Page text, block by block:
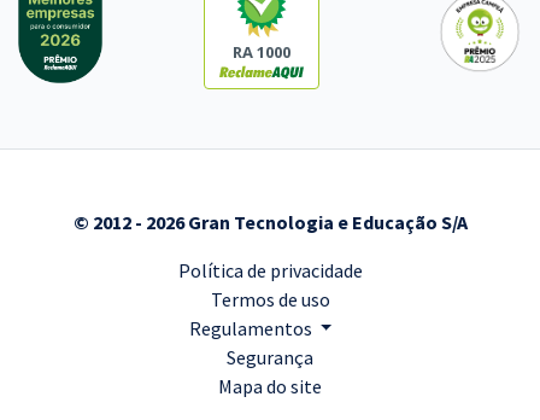
RA 1000
© 2012 - 2026 Gran Tecnologia e Educação S/A
Política de privacidade
Termos de uso
Regulamentos
Segurança
Mapa do site